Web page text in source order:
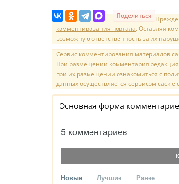
Поделиться Прежде
комментирования портала. Оставляя
возможную ответственность за их
Сервис комментирования материалов
При размещении комментария
при их размещении ознакомиться с
данных осуществляется сервисом cackle
Основная форма
5 комментариев
Новые Лучшие Ранее